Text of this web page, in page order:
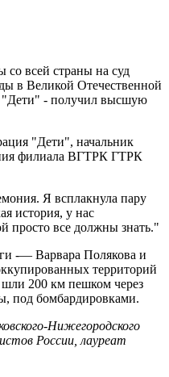
со всей страны на суд
в Великой Отечественной
- получил высшую
"Дети", начальник
филиала ВГТРК ГТРК
Я всплакнула пару
история, у нас
просто все должны знать."
-— Варвара Полякова и
территорий
200 км пешком через
под бомбардировками.
Нижегородского
России, лауреат